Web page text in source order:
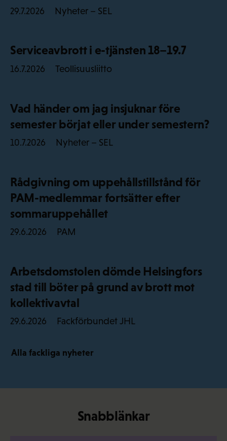
29.7.2026 Nyheter – SEL
Serviceavbrott i e-tjänsten 18–19.7
16.7.2026 Teollisuusliitto
Vad händer om jag insjuknar före
semester börjat eller under semestern?
10.7.2026 Nyheter – SEL
Rådgivning om uppehållstillstånd för
PAM-medlemmar fortsätter efter
sommaruppehållet
29.6.2026 PAM
Arbetsdomstolen dömde Helsingfors
stad till böter på grund av brott mot
kollektivavtal
29.6.2026 Fackförbundet JHL
Alla fackliga nyheter
Snabblänkar